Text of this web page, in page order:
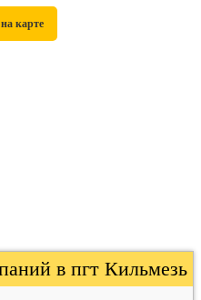
в пгт Кильмезь